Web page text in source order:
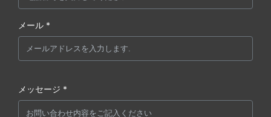
メール *
メッセージ *